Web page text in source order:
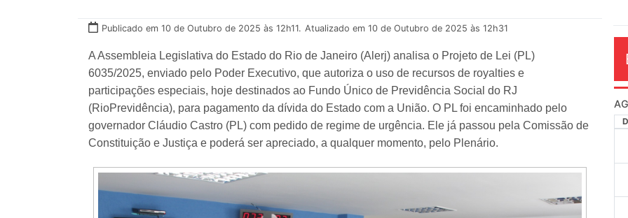
Publicado em 10 de Outubro de 2025 às 12h11. Atualizado em 10 de Outubro de 2025 às 12h31
A Assembleia Legislativa do Estado do Rio de Janeiro (Alerj) analisa o Projeto de Lei (PL)
6035/2025, enviado pelo Poder Executivo, que autoriza o uso de recursos de royalties e
participações especiais, hoje destinados ao Fundo Único de Previdência Social do RJ
(RioPrevidência), para pagamento da dívida do Estado com a União. O PL foi encaminhado pelo
governador Cláudio Castro (PL) com pedido de regime de urgência. Ele já passou pela Comissão de
Constituição e Justiça e poderá ser apreciado, a qualquer momento, pelo Plenário.